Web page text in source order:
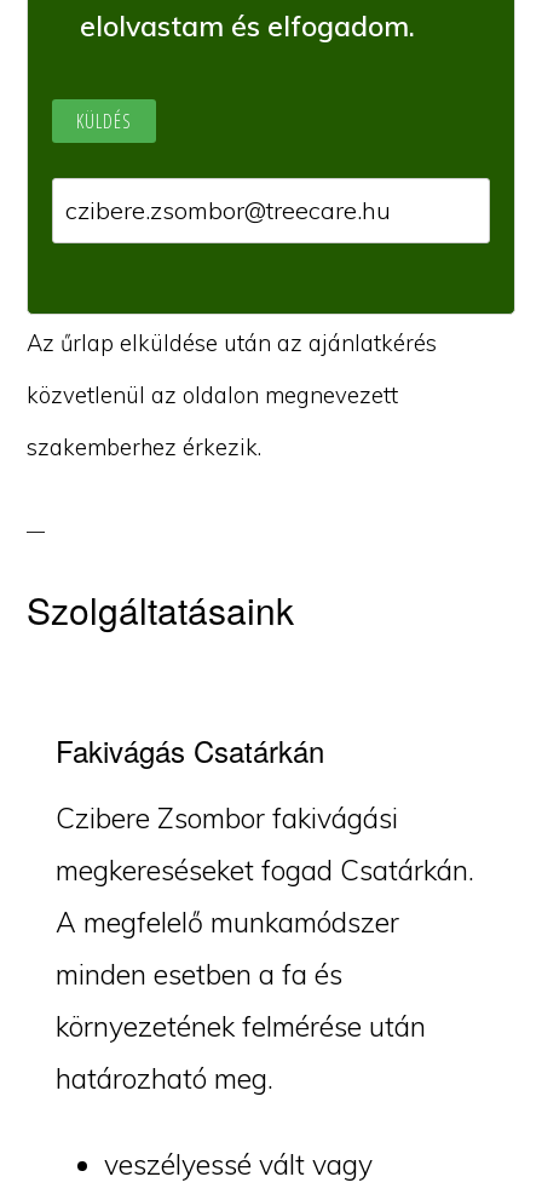
elolvastam és elfogadom.
Az űrlap elküldése után az ajánlatkérés
közvetlenül az oldalon megnevezett
szakemberhez érkezik.
Szolgáltatásaink
Fakivágás Csatárkán
Czibere Zsombor fakivágási
megkereséseket fogad Csatárkán.
A megfelelő munkamódszer
minden esetben a fa és
környezetének felmérése után
határozható meg.
veszélyessé vált vagy